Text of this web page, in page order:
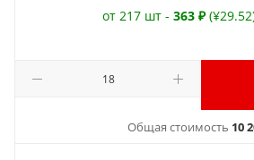
от 217 шт - 363 ₽
Общая стоимость 10